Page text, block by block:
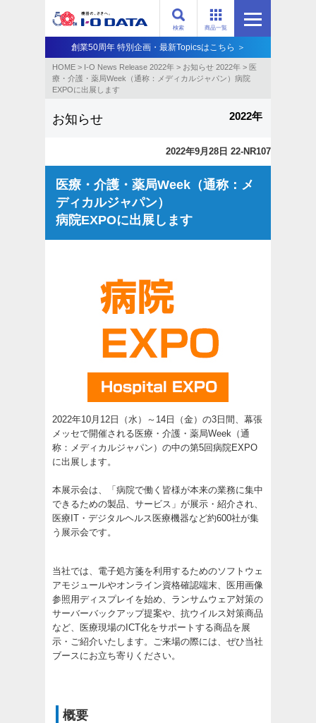
商品一覧
検索
創業50周年 特別企画・最新Topicsはこちら ＞
HOME > I-O News Release 2022年 > お知らせ 2022年 > 医
療・介護・薬局Week（通称：メディカルジャパン）病院
EXPOに出展します
お知らせ 2022年
2022年9月28日 22-NR107
医療・介護・薬局Week（通称：メ
ディカルジャパン）
病院EXPOに出展します
2022年10月12日（水）～14日（金）の3日間、幕張
メッセで開催される医療・介護・薬局Week（通
称：メディカルジャパン）の中の第5回病院EXPO
に出展します。
本展示会は、「病院で働く皆様が本来の業務に集中
できるための製品、サービス」が展示・紹介され、
医療IT・デジタルヘルス医療機器など約600社が集
う展示会です。
当社では、電子処方箋を利用するためのソフトウェ
アモジュールやオンライン資格確認端末、医用画像
参照用ディスプレイを始め、ランサムウェア対策の
サーバーバックアップ提案や、抗ウイルス対策商品
など、医療現場のICT化をサポートする商品を展
示・ご紹介いたします。ご来場の際には、ぜひ当社
ブースにお立ち寄りください。
概要